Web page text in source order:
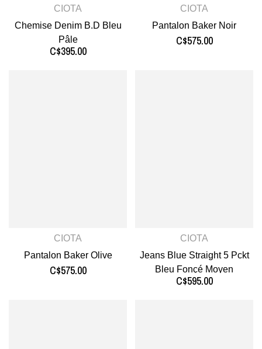
CIOTA
Chemise Denim B.D Bleu
Pâle
C$395.00
CIOTA
Pantalon Baker Noir
C$575.00
CIOTA
Pantalon Baker Olive
C$575.00
CIOTA
Jeans Blue Straight 5 Pckt
Bleu Fonçé Moyen
C$595.00